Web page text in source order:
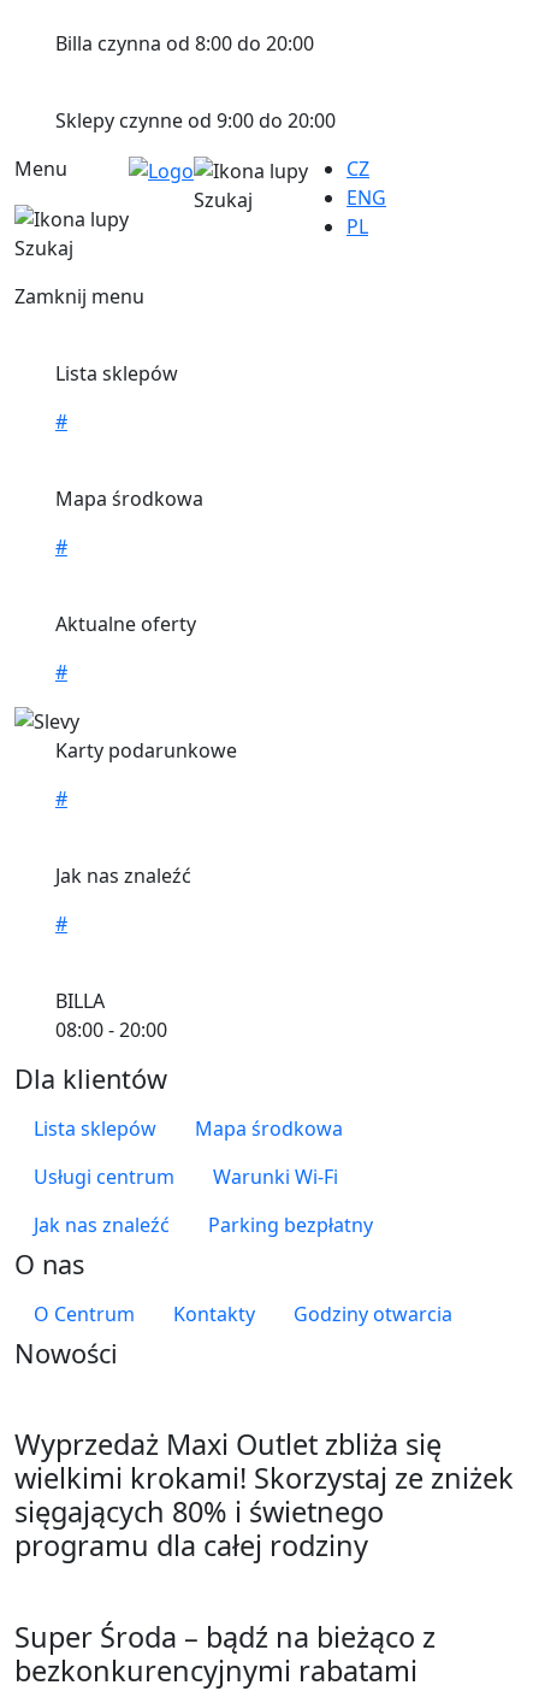
Billa czynna od 8:00 do 20:00
Sklepy czynne od 9:00 do 20:00
Menu
Szukaj
Szukaj
CZ
ENG
PL
Zamknij menu
Lista sklepów
#
Mapa środkowa
#
Aktualne oferty
#
Karty podarunkowe
#
Jak nas znaleźć
#
BILLA
08:00 - 20:00
Dla klientów
Lista sklepów
Mapa środkowa
Usługi centrum
Warunki Wi-Fi
Jak nas znaleźć
Parking bezpłatny
O nas
O Centrum Kontakty Godziny otwarcia
Nowości
Wyprzedaż Maxi Outlet zbliża się
wielkimi krokami! Skorzystaj ze zniżek
sięgających 80% i świetnego
programu dla całej rodziny
Super Środa – bądź na bieżąco z
bezkonkurencyjnymi rabatami